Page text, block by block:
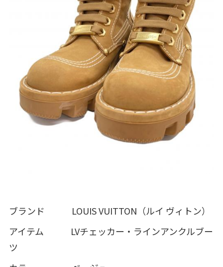
ブランド LOUIS VUITTON（ルイ ヴィトン）
アイテム LVチェッカー・ラインアンクルブー
ツ